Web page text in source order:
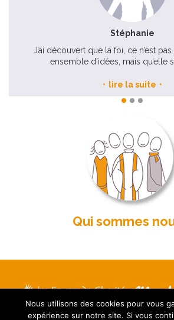
Stéphanie
J’ai découvert que la foi, ce n’est
ensemble d’idées, mais qu’elle
lire la suite
Qui sommes
Mentions légales
Nous utilisons des cookies pour vous
expérience sur notre site. Si vous